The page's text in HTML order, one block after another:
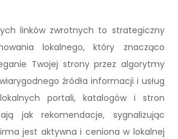
linków zwrotnych to strategiczny
lokalnego, który znacząco
Twojej strony przez algorytmy
źródła informacji i usług
portali, katalogów i stron
jak rekomendacje, sygnalizując
jest aktywna i ceniona w lokalnej